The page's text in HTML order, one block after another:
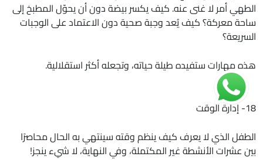
الطهي أمر لا غنى عنه. كيف يكسر بيضة دون أن يحوّل المطبخ إلى
ساحة معركة؟ كيف يُعد وجبة صحية دون الاعتماد على الوجبات
السريعة؟
هذه مهارات ستفيده طيلة حياته، وتجعله أكثر استقلالية.
18- إدارة الوقت
الطفل الذي لا يعرف كيف ينظم وقته سينتهي به الحال محاصرًا
بين عشرات الأنشطة غير المكتملة، وفي النهاية، لا شيء ينجز!